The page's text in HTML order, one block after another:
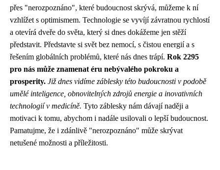
přes "nerozpoznáno", které budoucnost skrývá, můžeme k ní
vzhlížet s optimismem. Technologie se vyvíjí závratnou rychlostí
a otevírá dveře do světa, který si dnes dokážeme jen stěží
představit. Představte si svět bez nemocí, s čistou energií a s
řešením globálních problémů, které nás dnes trápí. Rok 2295
pro nás může znamenat éru nebývalého pokroku a
prosperity. Již dnes vidíme záblesky této budoucnosti v podobě
umělé inteligence, obnovitelných zdrojů energie a inovativních
technologií v medicíně. Tyto záblesky nám dávají naději a
motivaci k tomu, abychom i nadále usilovali o lepší budoucnost.
Pamatujme, že i zdánlivě "nerozpoznáno" může skrývat
netušené možnosti a příležitosti.